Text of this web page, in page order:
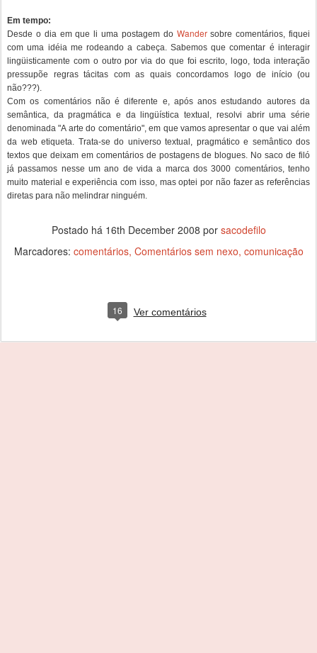
Em tempo:
Desde o dia em que li uma postagem do Wandersobre comentários, fiquei
com uma idéia me rodeando a cabeça. Sabemos que comentar é interagir
lingüisticamente com o outro por via do que foi escrito, logo, toda interação
pressupõe regras tácitas com as quais concordamos logo de início (ou
não???).
Com os comentários não é diferente e, após anos estudando autores da
semântica, da pragmática e da lingüística textual, resolvi abrir uma série
denominada "A arte do comentário", em que vamos apresentar o que vai além
da web etiqueta. Trata-se do universo textual, pragmático e semântico dos
textos que deixam em comentários de postagens de blogues. No saco de filó
já passamos nesse um ano de vida a marca dos 3000 comentários, tenho
muito material e experiência com isso, mas optei por não fazer as referências
diretas para não melindrar ninguém.
Postado há 16th December 2008 por sacodefilo
Marcadores: comentários Comentários sem nexo comunicação
16 Ver comentários